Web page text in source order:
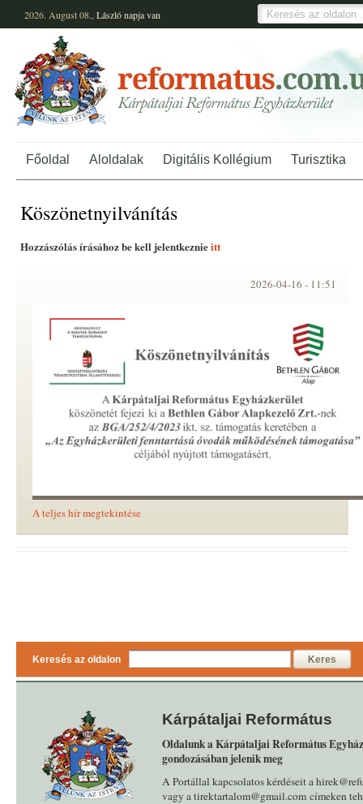
2026. August 08., Lászlónapja van
Főoldal Aloldalak Digitális Kollégium Turisztika
Köszönetnyilvánítás
Hozzászólás írásához be kell jelentkeznieitt
2026-04-16 - 11:51
A teljes hír megtekintése
Keresés az oldalon Keres
Kárpátaljai Református
Oldalunk a Kárpátaljai Református
gondozásában jelenik meg
A Portállal kapcsolatos kérdéseit a
vagy a tirektartalom@gmail.com címeken